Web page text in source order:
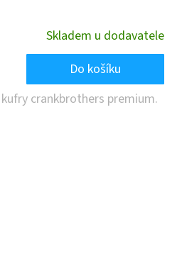
Skladem u dodavatele
Do košíku
crankbrothers premium.